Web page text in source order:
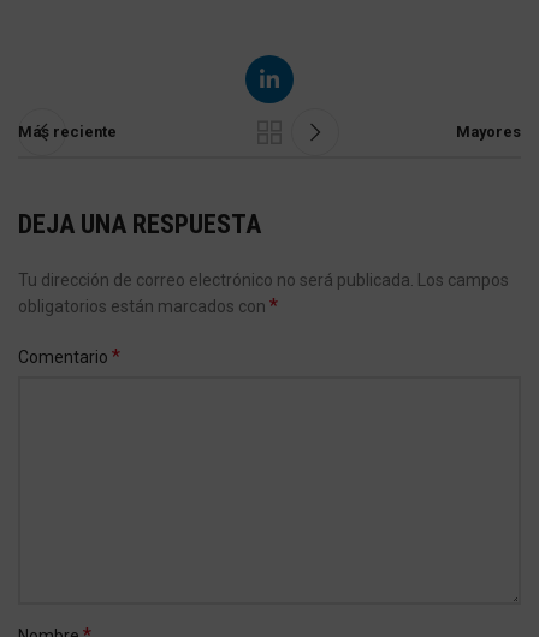
Más reciente Mayores
DEJA UNA RESPUESTA
Tu dirección de correo electrónico no será publicada. Los campos
obligatorios están marcados con *
Comentario *